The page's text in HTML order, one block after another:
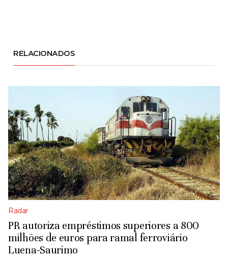
RELACIONADOS
Radar
PR autoriza empréstimos superiores a 800
milhões de euros para ramal ferroviário
Luena-Saurimo